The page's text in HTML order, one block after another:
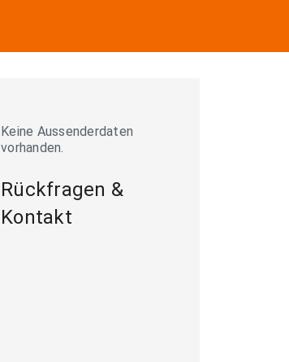
Keine Aussenderdaten
vorhanden.
Rückfragen &
Kontakt